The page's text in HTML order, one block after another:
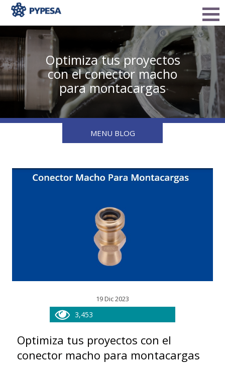
Optimiza tus proyectos
con el conector macho
para montacargas
MENU BLOG
19 Dic 2023
3,453
Optimiza tus proyectos con el
conector macho para montacargas